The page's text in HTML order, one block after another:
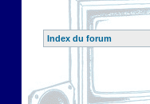
Index du forum